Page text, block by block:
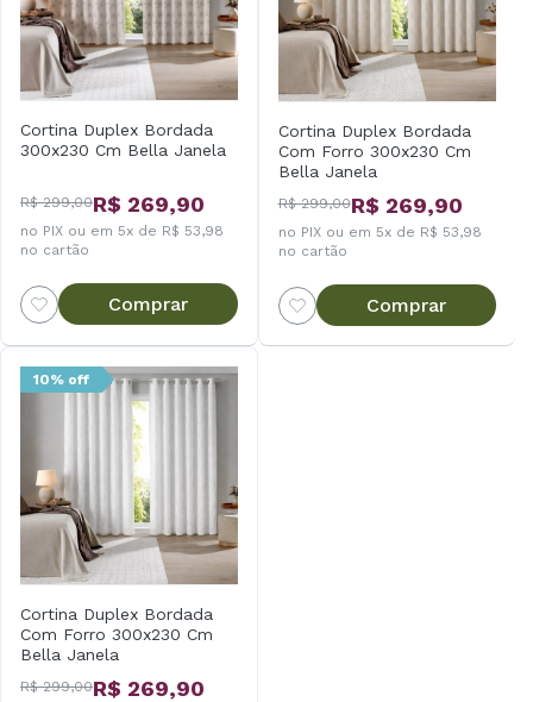
Cortina Duplex Bordada
300x230 Cm Bella Janela
R$ 299,00R$ 269,90
no PIX ou em 5x de R$ 53,98
no cartão
Comprar
Cortina Duplex Bordada
Com Forro 300x230 Cm
Bella Janela
R$ 299,00R$ 269,90
no PIX ou em 5x de R$ 53,98
no cartão
Comprar
10% off
Cortina Duplex Bordada
Com Forro 300x230 Cm
Bella Janela
R$ 299,00R$ 269,90